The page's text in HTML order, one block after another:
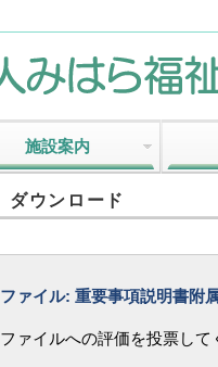
施設案内
ダウンロード
ファイル: 重要事項説明書附
ファイルへの評価を投票して